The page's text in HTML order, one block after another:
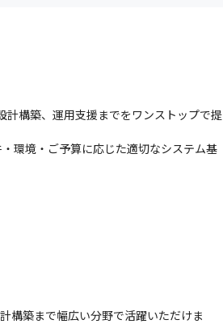
構築、運用支援までをワンストップで提
環境・ご予算に応じた適切なシステム基
構築まで幅広い分野で活躍いただけま